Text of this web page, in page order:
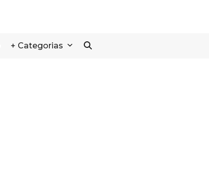
+ Categorias